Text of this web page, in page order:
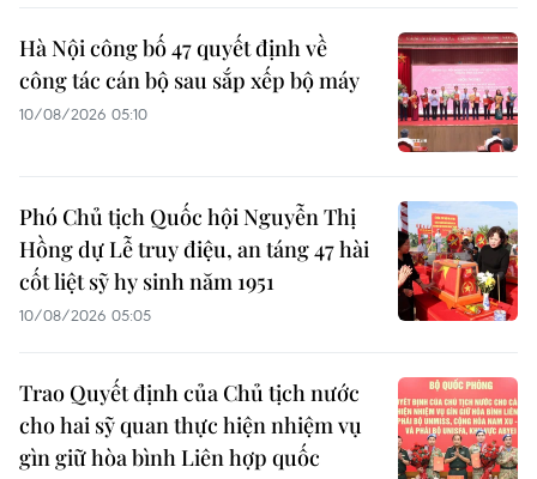
Hà Nội công bố 47 quyết định về
công tác cán bộ sau sắp xếp bộ máy
10/08/2026 05:10
Phó Chủ tịch Quốc hội Nguyễn Thị
Hồng dự Lễ truy điệu, an táng 47 hài
cốt liệt sỹ hy sinh năm 1951
10/08/2026 05:05
Trao Quyết định của Chủ tịch nước
cho hai sỹ quan thực hiện nhiệm vụ
gìn giữ hòa bình Liên hợp quốc